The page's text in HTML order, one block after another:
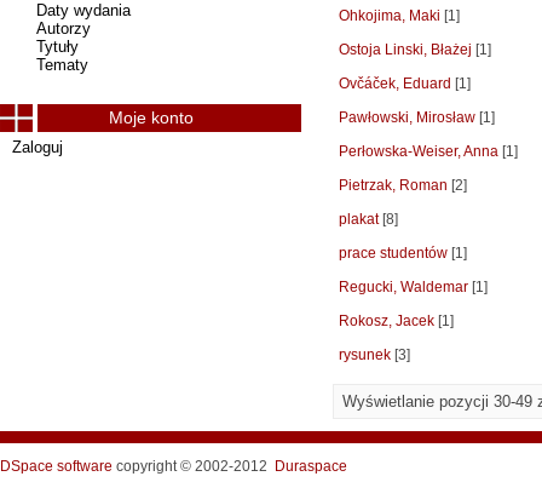
Ohkojima, Maki [1]
Ostoja Linski, Błażej [1]
Ovčáček, Eduard [1]
Pawłowski, Mirosław [1]
Perłowska-Weiser, Anna [1]
Pietrzak, Roman [2]
plakat[8]
prace studentów [1]
Regucki, Waldemar [1]
Rokosz, Jacek [1]
rysunek [3]
Wyświetlanie pozycji 30-49
Daty wydania
Autorzy
Tytuły
Tematy
Moje konto
Zaloguj
DSpace software copyright © 2002-2012 Duraspace